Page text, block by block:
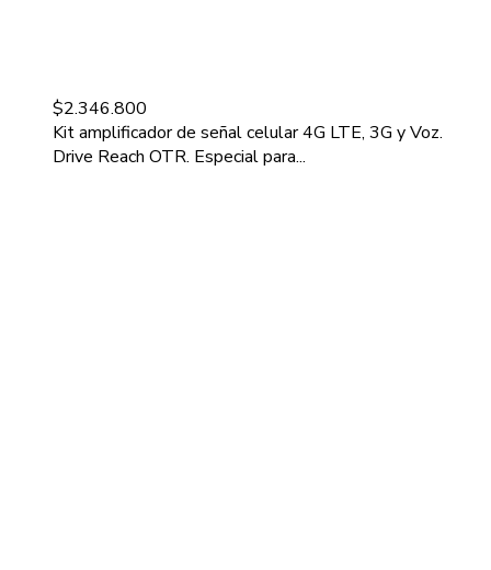
$2.346.800
Kit amplificador de señal celular 4G LTE, 3G y Voz.
Drive Reach OTR. Especial para...